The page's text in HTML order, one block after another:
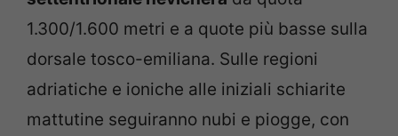
1.300/1.600 metri e a quote più basse sulla
dorsale tosco-emiliana. Sulle regioni
adriatiche e ioniche alle iniziali schiarite
mattutine seguiranno nubi e piogge, con